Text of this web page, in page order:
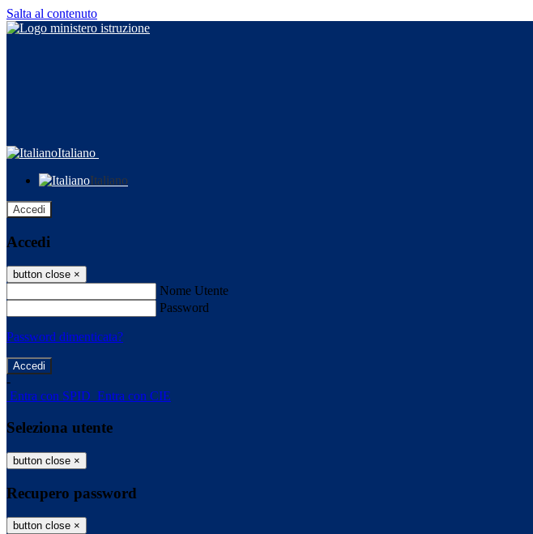
Salta al contenuto
Italiano
Italiano
Accedi
Accedi
button close ×
Nome Utente
Password
Password dimenticata?
-
Entra con SPID Entra con CIE
Seleziona utente
button close ×
Recupero password
button close ×